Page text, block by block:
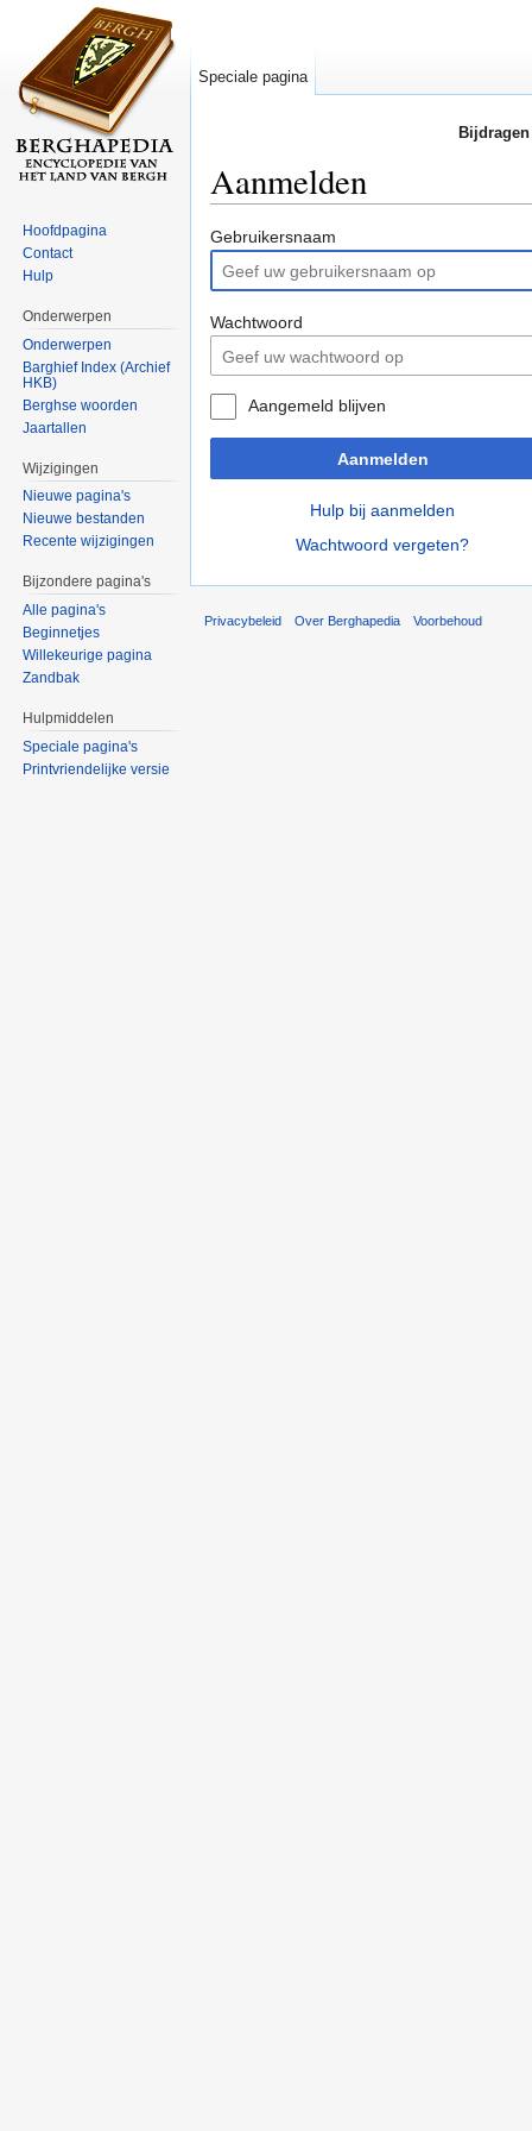
Aanmelden
Gebruikersnaam
Wachtwoord
Aangemeld blijven
Aanmelden
Hulp bij aanmelden
Wachtwoord vergeten?
Speciale pagina
Hoofdpagina
Contact
Hulp
Onderwerpen
Onderwerpen
Barghief Index (Archief
HKB)
Berghse woorden
Jaartallen
Wijzigingen
Nieuwe pagina's
Nieuwe bestanden
Recente wijzigingen
Bijzondere pagina's
Alle pagina's
Beginnetjes
Willekeurige pagina
Zandbak
Hulpmiddelen
Speciale pagina's
Printvriendelijke versie
Privacybeleid Over Berghapedia Voorbehoud